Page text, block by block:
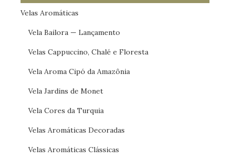
Velas Aromáticas
Vela Bailora — Lançamento
Velas Cappuccino, Chalé e Floresta
Vela Aroma Cipó da Amazônia
Vela Jardins de Monet
Vela Cores da Turquia
Velas Aromáticas Decoradas
Velas Aromáticas Clássicas